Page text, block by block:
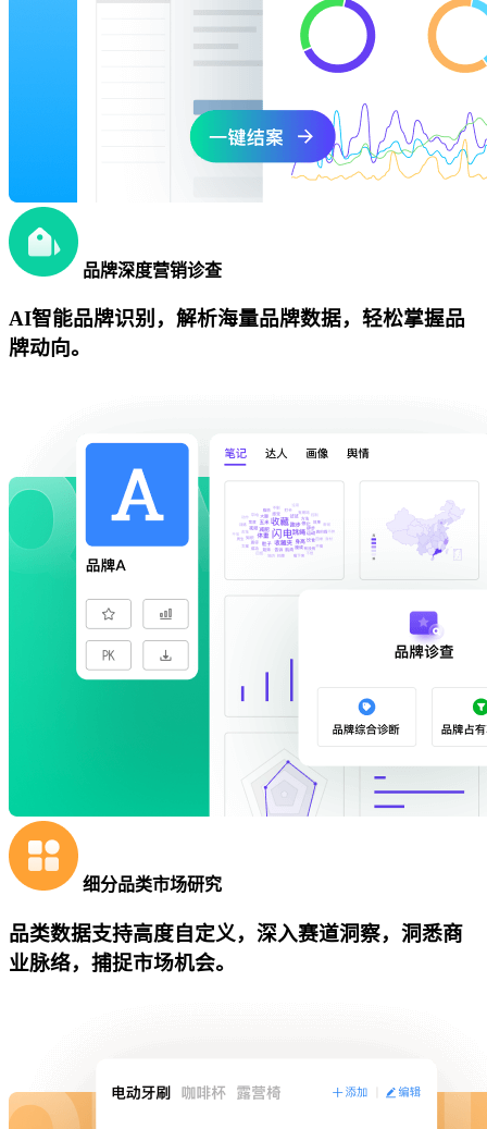
品牌深度营销诊查
AI智能品牌识别，解析海量品牌数据，轻松掌握品
牌动向。
细分品类市场研究
品类数据支持高度自定义，深入赛道洞察，洞悉商
业脉络，捕捉市场机会。